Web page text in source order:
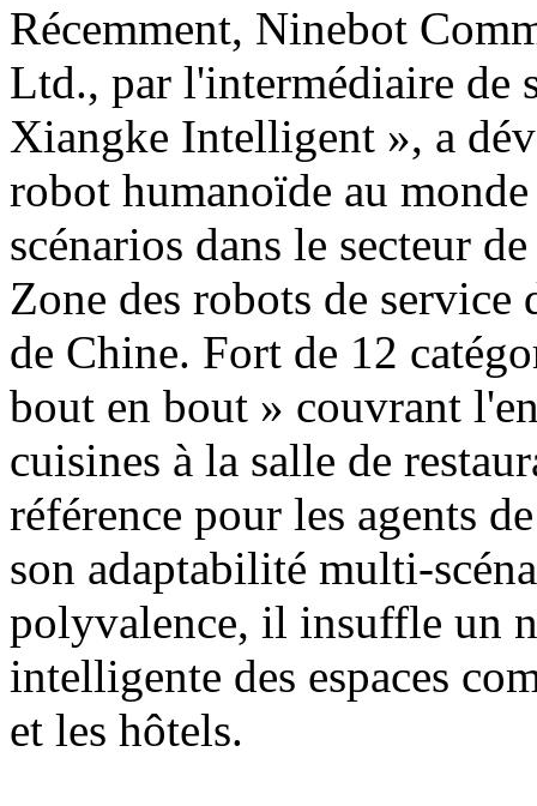
Récemment, Ninebot
Ltd., par l'intermédiaire de
Xiangke Intelligent », a
robot humanoïde au
scénarios dans le secteur
Zone des robots de
de Chine. Fort de 12
bout en bout » couvrant
cuisines à la salle de
référence pour les agents
son adaptabilité multi-
polyvalence, il insuffle un
intelligente des espaces
et les hôtels.